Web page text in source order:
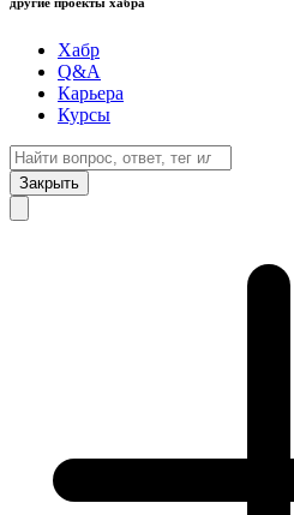
Хабр
Q&A
Карьера
Курсы
Закрыть